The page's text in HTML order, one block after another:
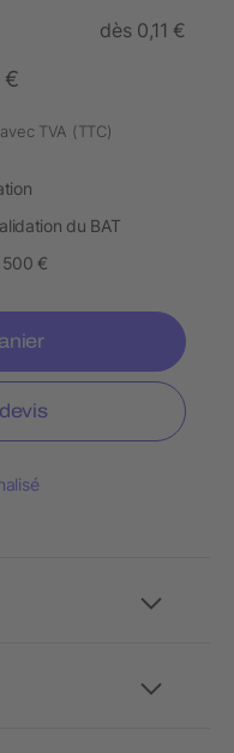
dès 0,11 €
€
avec TVA (TTC)
du BAT
€